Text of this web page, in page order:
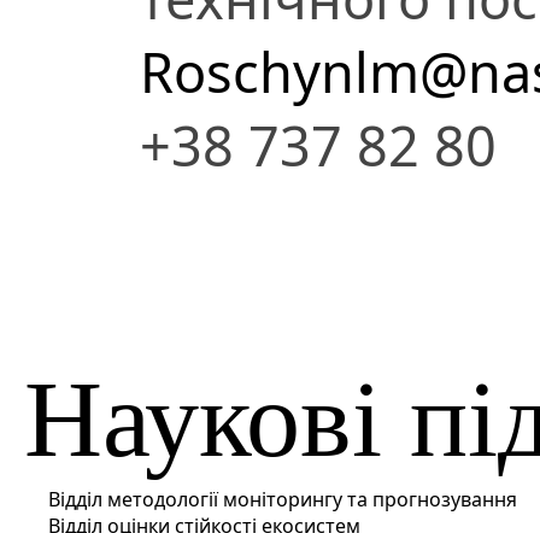
+38 737 82 80
Наукові
Відділ методології моніторингу та прогнозування
Відділ оцінки стійкості екосистем